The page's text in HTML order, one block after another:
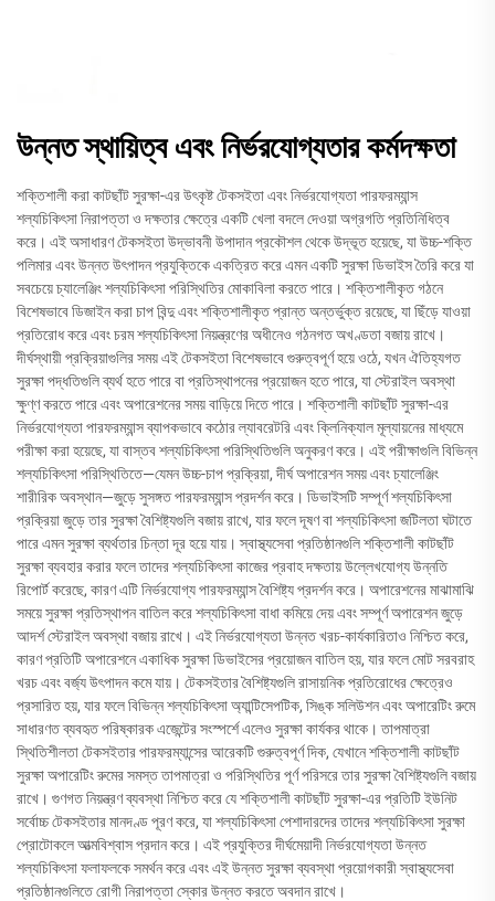
উন্নত স্থায়িত্ব এবং নির্ভরযোগ্যতার কর্মদক্ষতা
শক্তিশালী করা কাটছাঁট সুরক্ষা-এর উৎকৃষ্ট টেকসইতা এবং নির্ভরযোগ্যতা পারফরম্যান্স
শল্যচিকিৎসা নিরাপত্তা ও দক্ষতার ক্ষেত্রে একটি খেলা বদলে দেওয়া অগ্রগতি প্রতিনিধিত্ব
করে। এই অসাধারণ টেকসইতা উদ্ভাবনী উপাদান প্রকৌশল থেকে উদ্ভূত হয়েছে, যা উচ্চ-শক্তি
পলিমার এবং উন্নত উৎপাদন প্রযুক্তিকে একত্রিত করে এমন একটি সুরক্ষা ডিভাইস তৈরি করে যা
সবচেয়ে চ্যালেঞ্জিং শল্যচিকিৎসা পরিস্থিতির মোকাবিলা করতে পারে। শক্তিশালীকৃত গঠনে
বিশেষভাবে ডিজাইন করা চাপ বিন্দু এবং শক্তিশালীকৃত প্রান্ত অন্তর্ভুক্ত রয়েছে, যা ছিঁড়ে যাওয়া
প্রতিরোধ করে এবং চরম শল্যচিকিৎসা নিয়ন্ত্রণের অধীনেও গঠনগত অখণ্ডতা বজায় রাখে।
দীর্ঘস্থায়ী প্রক্রিয়াগুলির সময় এই টেকসইতা বিশেষভাবে গুরুত্বপূর্ণ হয়ে ওঠে, যখন ঐতিহ্যগত
সুরক্ষা পদ্ধতিগুলি ব্যর্থ হতে পারে বা প্রতিস্থাপনের প্রয়োজন হতে পারে, যা স্টেরাইল অবস্থা
ক্ষুণ্ণ করতে পারে এবং অপারেশনের সময় বাড়িয়ে দিতে পারে। শক্তিশালী কাটছাঁট সুরক্ষা-এর
নির্ভরযোগ্যতা পারফরম্যান্স ব্যাপকভাবে কঠোর ল্যাবরেটরি এবং ক্লিনিক্যাল মূল্যায়নের মাধ্যমে
পরীক্ষা করা হয়েছে, যা বাস্তব শল্যচিকিৎসা পরিস্থিতিগুলি অনুকরণ করে। এই পরীক্ষাগুলি বিভিন্ন
শল্যচিকিৎসা পরিস্থিতিতে—যেমন উচ্চ-চাপ প্রক্রিয়া, দীর্ঘ অপারেশন সময় এবং চ্যালেঞ্জিং
শারীরিক অবস্থান—জুড়ে সুসঙ্গত পারফরম্যান্স প্রদর্শন করে। ডিভাইসটি সম্পূর্ণ শল্যচিকিৎসা
প্রক্রিয়া জুড়ে তার সুরক্ষা বৈশিষ্ট্যগুলি বজায় রাখে, যার ফলে দূষণ বা শল্যচিকিৎসা জটিলতা ঘটাতে
পারে এমন সুরক্ষা ব্যর্থতার চিন্তা দূর হয়ে যায়। স্বাস্থ্যসেবা প্রতিষ্ঠানগুলি শক্তিশালী কাটছাঁট
সুরক্ষা ব্যবহার করার ফলে তাদের শল্যচিকিৎসা কাজের প্রবাহ দক্ষতায় উল্লেখযোগ্য উন্নতি
রিপোর্ট করেছে, কারণ এটি নির্ভরযোগ্য পারফরম্যান্স বৈশিষ্ট্য প্রদর্শন করে। অপারেশনের মাঝামাঝি
সময়ে সুরক্ষা প্রতিস্থাপন বাতিল করে শল্যচিকিৎসা বাধা কমিয়ে দেয় এবং সম্পূর্ণ অপারেশন জুড়ে
আদর্শ স্টেরাইল অবস্থা বজায় রাখে। এই নির্ভরযোগ্যতা উন্নত খরচ-কার্যকারিতাও নিশ্চিত করে,
কারণ প্রতিটি অপারেশনে একাধিক সুরক্ষা ডিভাইসের প্রয়োজন বাতিল হয়, যার ফলে মোট সরবরাহ
খরচ এবং বর্জ্য উৎপাদন কমে যায়। টেকসইতার বৈশিষ্ট্যগুলি রাসায়নিক প্রতিরোধের ক্ষেত্রেও
প্রসারিত হয়, যার ফলে বিভিন্ন শল্যচিকিৎসা অ্যান্টিসেপটিক, সিঙ্ক সলিউশন এবং অপারেটিং রুমে
সাধারণত ব্যবহৃত পরিষ্কারক এজেন্টের সংস্পর্শে এলেও সুরক্ষা কার্যকর থাকে। তাপমাত্রা
স্থিতিশীলতা টেকসইতার পারফরম্যান্সের আরেকটি গুরুত্বপূর্ণ দিক, যেখানে শক্তিশালী কাটছাঁট
সুরক্ষা অপারেটিং রুমের সমস্ত তাপমাত্রা ও পরিস্থিতির পূর্ণ পরিসরে তার সুরক্ষা বৈশিষ্ট্যগুলি বজায়
রাখে। গুণগত নিয়ন্ত্রণ ব্যবস্থা নিশ্চিত করে যে শক্তিশালী কাটছাঁট সুরক্ষা-এর প্রতিটি ইউনিট
সর্বোচ্চ টেকসইতার মানদণ্ড পূরণ করে, যা শল্যচিকিৎসা পেশাদারদের তাদের শল্যচিকিৎসা সুরক্ষা
প্রোটোকলে আত্মবিশ্বাস প্রদান করে। এই প্রযুক্তির দীর্ঘমেয়াদী নির্ভরযোগ্যতা উন্নত
শল্যচিকিৎসা ফলাফলকে সমর্থন করে এবং এই উন্নত সুরক্ষা ব্যবস্থা প্রয়োগকারী স্বাস্থ্যসেবা
প্রতিষ্ঠানগুলিতে রোগী নিরাপত্তা স্কোর উন্নত করতে অবদান রাখে।